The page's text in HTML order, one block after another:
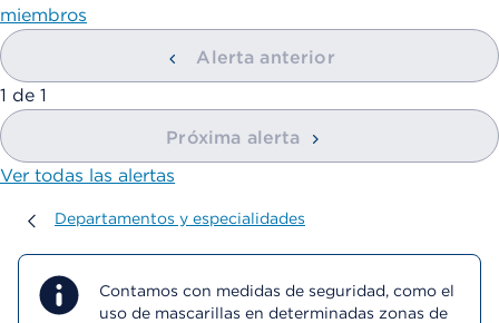
miembros
Alerta anterior
mostrando
1 de 1
Próxima alerta
Ver todas las alertas
Departamentos y especialidades
Departamentos y especialidades
Contamos con medidas de seguridad, como el
uso de mascarillas en determinadas zonas de